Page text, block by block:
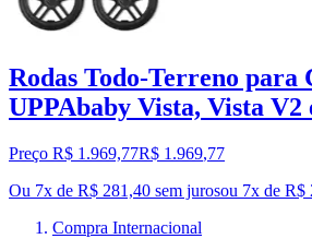
Rodas Todo-Terreno para
UPPAbaby Vista, Vista V2
Preço R$ 1.969,77R$ 1.969,77
Ou 7x de R$ 281,40 sem jurosou 7x de R$
Compra Internacional